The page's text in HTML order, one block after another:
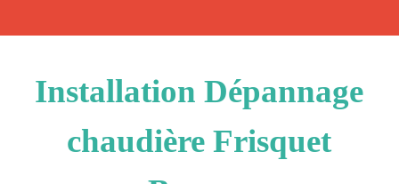
Installation Dépannage
chaudière Frisquet